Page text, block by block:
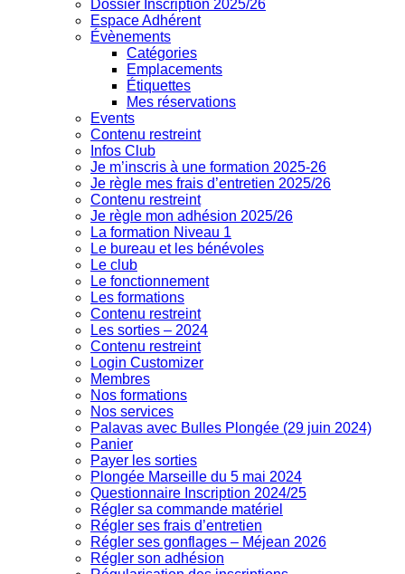
Dossier Inscription 2025/26
Espace Adhérent
Évènements
Catégories
Emplacements
Étiquettes
Mes réservations
Events
Contenu restreint
Infos Club
Je m’inscris à une formation 2025-26
Je règle mes frais d’entretien 2025/26
Contenu restreint
Je règle mon adhésion 2025/26
La formation Niveau 1
Le bureau et les bénévoles
Le club
Le fonctionnement
Les formations
Contenu restreint
Les sorties – 2024
Contenu restreint
Login Customizer
Membres
Nos formations
Nos services
Palavas avec Bulles Plongée (29 juin 2024)
Panier
Payer les sorties
Plongée Marseille du 5 mai 2024
Questionnaire Inscription 2024/25
Régler sa commande matériel
Régler ses frais d’entretien
Régler ses gonflages – Méjean 2026
Régler son adhésion